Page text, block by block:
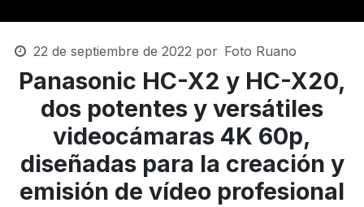
22 de septiembre de 2022 por Foto Ruano
Panasonic HC-X2 y HC-X20,
dos potentes y versátiles
videocámaras 4K 60p,
diseñadas para la creación y
emisión de vídeo profesional